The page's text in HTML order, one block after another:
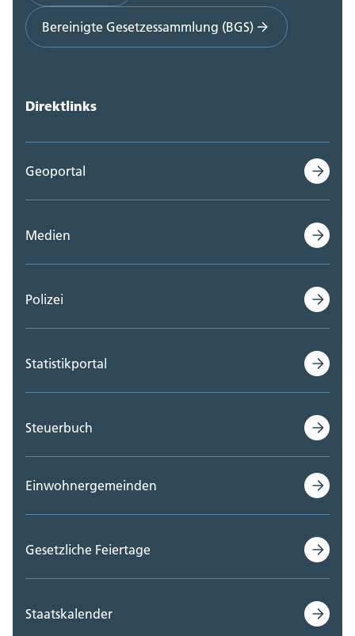
Bereinigte Gesetzessammlung (BGS)
Direktlinks
Geoportal
Medien
Polizei
Statistikportal
Steuerbuch
Einwohnergemeinden
Gesetzliche Feiertage
Staatskalender